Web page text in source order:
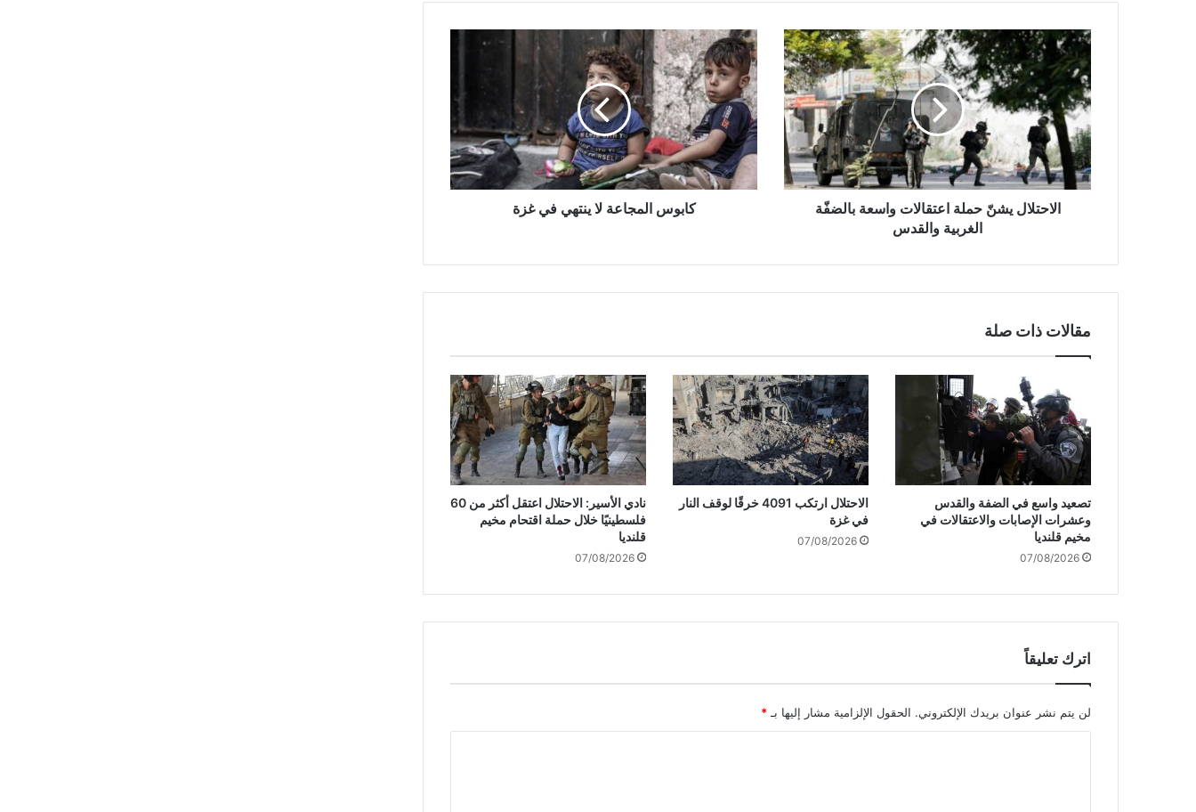
ا
ا
ح
ت
ل
ا
ل
ي
م
ع
ت
ا
ت
ا
س
ع
ة
ب
ل
ة
غ
ر
الاحتلال يشنّ حملة اعتقالات واسعة بالضفّة
الغربية والقدس
ك
ا
ب
و
س
ا
ل
ج
ل
ه
ي
ف
ي
غ
ز
ة
كابوس المجاعة لا ينتهي في غزة
مقالات ذات صلة
تصعيد واسع في الضفة والقدس
وعشرات الإصابات والاعتقالات في
مخيم قلنديا
07/08/2026
الاحتلال ارتكب 4091 خرقًا لوقف النار
في غزة
07/08/2026
نادي الأسير: الاحتلال اعتقل أكثر من 60
فلسطينيًا خلال حملة اقتحام مخيم
قلنديا
07/08/2026
اترك تعليقاً
لن يتم نشر عنوان بريدك الإلكتروني. الحقول الإلزامية مشار إليها بـ *